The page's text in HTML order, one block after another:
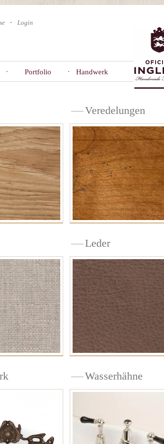
Login
Portfolio Handwerk
Veredelungen
Leder
Wasserhähne